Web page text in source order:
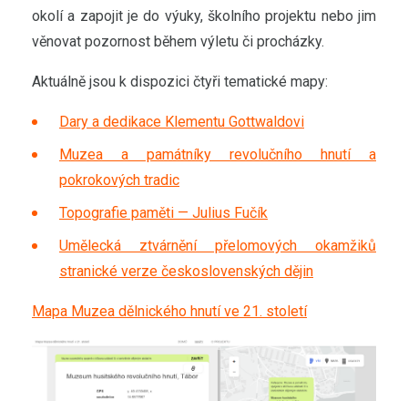
okolí a zapojit je do výuky, školního projektu nebo jim
věnovat pozornost během výletu či procházky.
Aktuálně jsou k dispozici čtyři tematické mapy:
Dary a dedikace Klementu Gottwaldovi
Muzea a památníky revolučního hnutí a
pokrokových tradic
Topografie paměti — Julius Fučík
Umělecká ztvárnění přelomových okamžiků
stranické verze československých dějin
Mapa Muzea dělnického hnutí ve 21. století